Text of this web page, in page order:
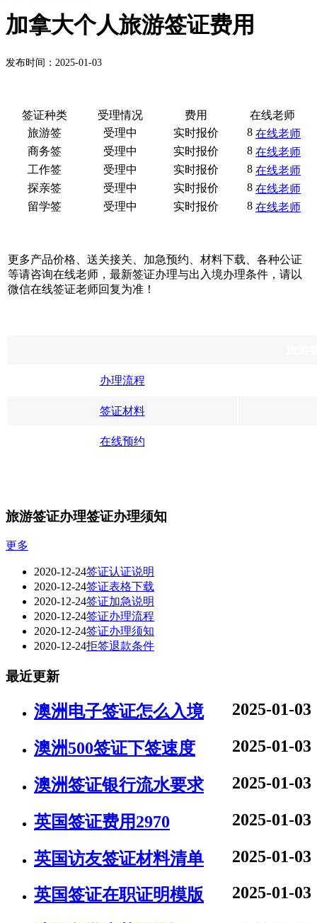
加拿大个人旅游签证费用
发布时间：2025-01-03
签证种类 受理情况 费用
在线老师
旅游签
受理中 实时报价
在线老师
商务签
受理中 实时报价
在线老师
工作签
受理中 实时报价
在线老师
探亲签
受理中 实时报价
在线老师
留学签
受理中 实时报价 在线老师
更多产品价格、送关接关、加急预约、材料下载、各种公证
等请咨询在线老师，最新签证办理与出入境办理条件，请以
微信在线签证老师回复为准！
办理流程
签证材料
在线预约
旅游签证办理签证办理须知
更多
2020-12-24签证认证说明
2020-12-24签证表格下载
2020-12-24签证加急说明
2020-12-24签证办理流程
2020-12-24签证办理须知
2020-12-24拒签退款条件
最近更新
澳洲电子签证怎么入境 2025-01-03
澳洲500签证下签速度 2025-01-03
澳洲签证银行流水要求 2025-01-03
英国签证费用2970 2025-01-03
英国访友签证材料清单 2025-01-03
英国签证在职证明模版 2025-01-03